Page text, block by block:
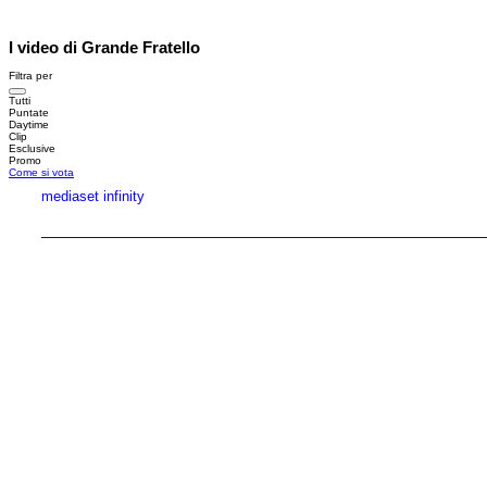
I video di Grande Fratello
Filtra per
Tutti
Puntate
Daytime
Clip
Esclusive
Promo
Come si vota
mediaset infinity